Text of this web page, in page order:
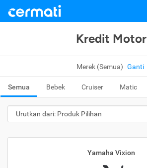
Kredit Motor
Merek (Semua) Ganti
Semua Bebek Cruiser Matic
Yamaha Vixion